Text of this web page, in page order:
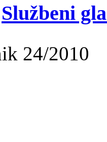
Službeni
24/2010